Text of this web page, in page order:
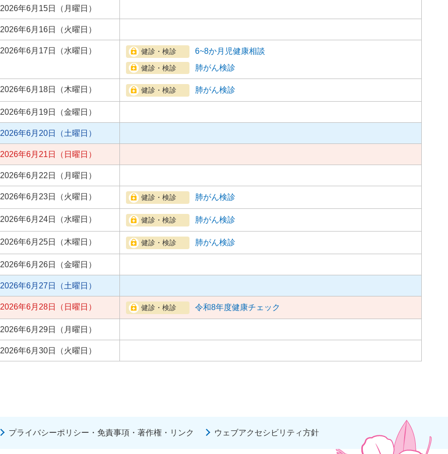
2026年6月15日（月曜日）
2026年6月16日（火曜日）
2026年6月17日（水曜日）
6~8か月児健康相談
肺がん検診
2026年6月18日（木曜日） 肺がん検診
2026年6月19日（金曜日）
2026年6月20日（土曜日）
2026年6月21日（日曜日）
2026年6月22日（月曜日）
2026年6月23日（火曜日） 肺がん検診
2026年6月24日（水曜日） 肺がん検診
2026年6月25日（木曜日） 肺がん検診
2026年6月26日（金曜日）
2026年6月27日（土曜日）
2026年6月28日（日曜日） 令和8年度健康チェック
2026年6月29日（月曜日）
2026年6月30日（火曜日）
プライバシーポリシー・免責事項・著作権・リンク ウェブアクセシビリティ方針